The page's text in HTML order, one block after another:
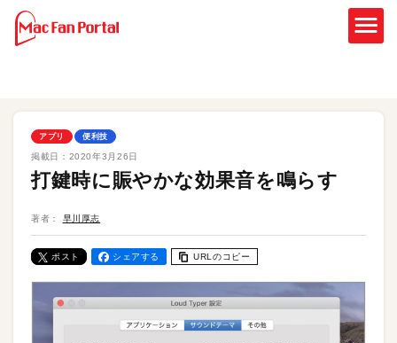
アプリ 便利技
掲載日： 2020年3月26日
打鍵時に賑やかな効果音を鳴らす
著者： 早川厚志
ポスト シェアする URLのコピー